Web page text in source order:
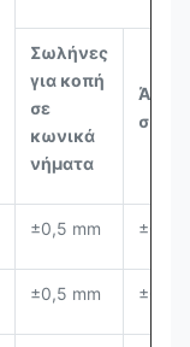
Σωλήνες
για κοπή
σε
κωνικά
νήματα
Άλλοι
±0,5 mm ±0,5
±0,5 mm ±0,5